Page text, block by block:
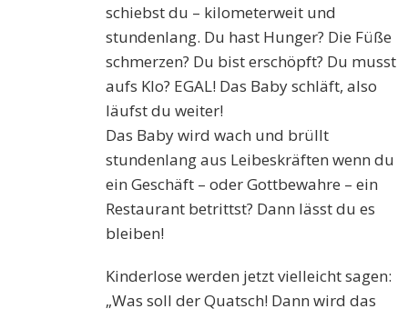
schiebst du – kilometerweit und
stundenlang. Du hast Hunger? Die Füße
schmerzen? Du bist erschöpft? Du musst
aufs Klo? EGAL! Das Baby schläft, also
läufst du weiter!
Das Baby wird wach und brüllt
stundenlang aus Leibeskräften wenn du
ein Geschäft – oder Gottbewahre – ein
Restaurant betrittst? Dann lässt du es
bleiben!
Kinderlose werden jetzt vielleicht sagen:
„Was soll der Quatsch! Dann wird das